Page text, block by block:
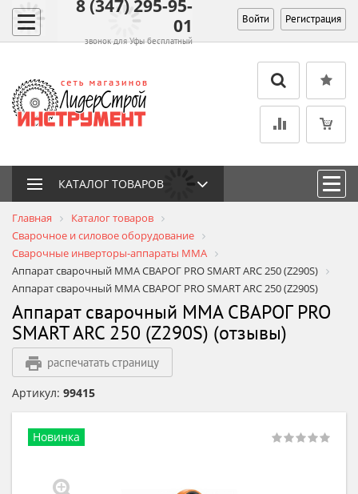
8 (347) 295-95-
01
звонок для Уфы бесплатный
Войти Регистрация
КАТАЛОГ ТОВАРОВ
Главная
Каталог товаров
Сварочное и силовое оборудование
Сварочные инверторы-аппараты MMA
Аппарат сварочный MMA СВАРОГ PRO SMART ARC 250 (Z290S)
Аппарат сварочный MMA СВАРОГ PRO SMART ARC 250 (Z290S)
Аппарат сварочный MMA СВАРОГ PRO
SMART ARC 250 (Z290S) (отзывы)
распечатать страницу
Артикул: 99415
Новинка